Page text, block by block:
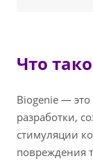
Что
Biogenie —
разработки,
стимуляции
повреждения